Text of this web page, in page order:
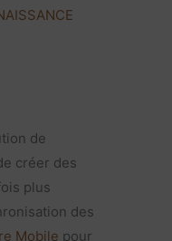
de
créer des
plus
des
Mobile pour